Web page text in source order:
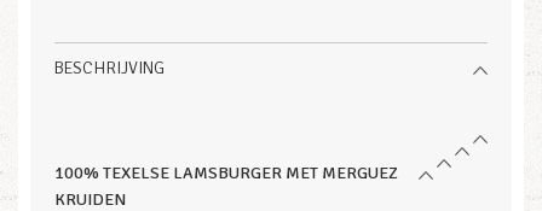
BESCHRIJVING
100% TEXELSE LAMSBURGER MET MERGUEZ
KRUIDEN